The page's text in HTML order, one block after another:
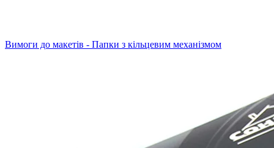
Вимоги до макетів - Папки з кільцевим механізмом